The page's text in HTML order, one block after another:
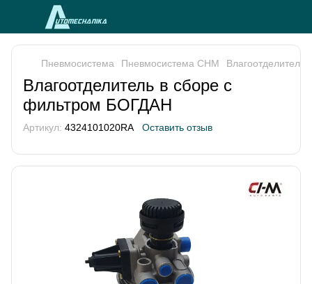
Пневмосистема Пневмосистема CHM
Влагоотделитель в сборе с
фильтром БОГДАН
Артикул: 4324101020RA Оставить отзыв